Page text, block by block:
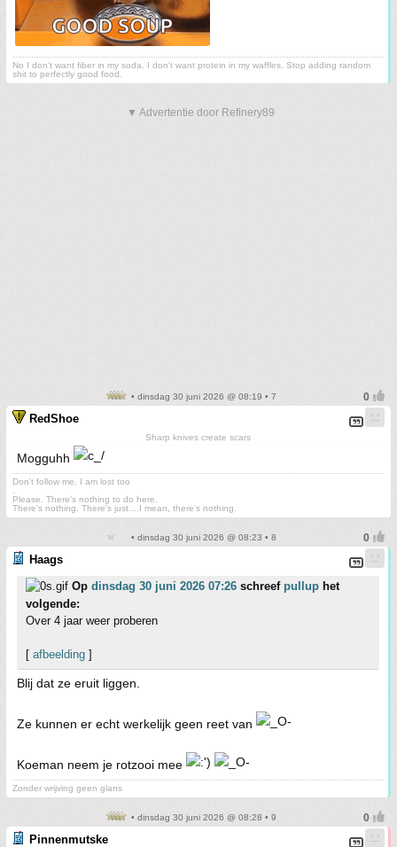
No I don't want fiber in my soda. I don't want protein in my waffles. Stop adding random
shit to perfectly good food.
▼ Advertentie door Refinery89
• dinsdag 30 juni 2026 @ 08:19 • 7
RedShoe
Sharp knives create scars
Mogguhh
Don't follow me. I am lost too
Please. There's nothing to do here.
There's nothing. There's just....I mean, there's nothing.
• dinsdag 30 juni 2026 @ 08:23 • 8
Haags
Op dinsdag 30 juni 2026 07:26 schreef pullup het
volgende:
Over 4 jaar weer proberen
[ afbeelding ]
Blij dat ze eruit liggen.
Ze kunnen er echt werkelijk geen reet van
Koeman neem je rotzooi mee
Zonder wrijving geen glans
• dinsdag 30 juni 2026 @ 08:28 • 9
Pinnenmutske